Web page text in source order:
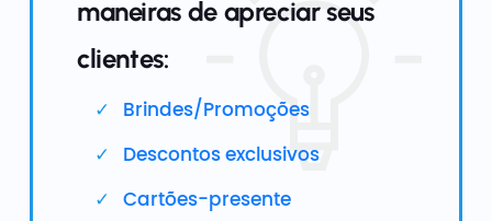
maneiras de apreciar seus
clientes:
Brindes/Promoções
Descontos exclusivos
Cartões-presente